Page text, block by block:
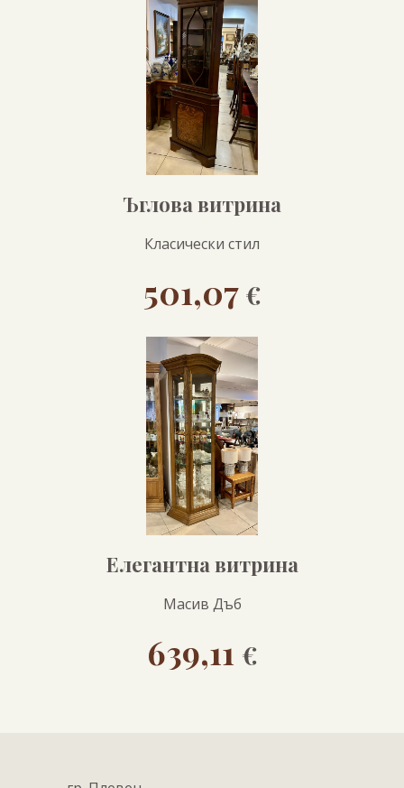
Ъглова витрина
Класически стил
501,07 €
Елегантна витрина
Масив Дъб
639,11 €